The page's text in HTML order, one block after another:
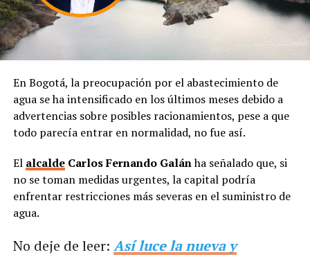
En Bogotá, la preocupación por el abastecimiento de
agua se ha intensificado en los últimos meses debido a
advertencias sobre posibles racionamientos, pese a que
todo parecía entrar en normalidad, no fue así.
El alcalde Carlos Fernando Galánha señalado que, si
no se toman medidas urgentes, la capital podría
enfrentar restricciones más severas en el suministro de
agua.
No deje de leer: Así luce la nueva y